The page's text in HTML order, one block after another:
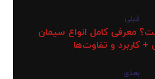
قبلی
معرفی کامل انواع سیمان
+ کاربرد و تفاوت‌ها
بعدی